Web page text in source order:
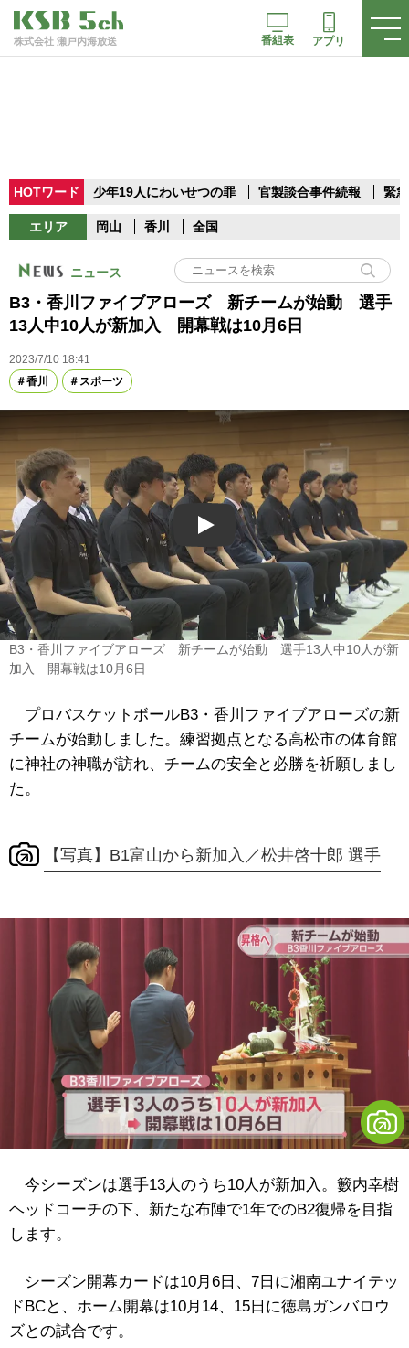
株式会社 瀬戸内海放送 番組表 アプリ
HOTワード 少年19人にわいせつの罪 官製談合事件続報 緊
エリア 岡山 香川 全国
ニュース
B3・香川ファイブアローズ 新チームが始動 選手
13人中10人が新加入 開幕戦は10月6日
2023/7/10 18:41
香川
スポーツ
Play
B3・香川ファイブアローズ 新チームが始動 選手13人中10人が新
加入 開幕戦は10月6日
プロバスケットボールB3・香川ファイブアローズの新
チームが始動しました。練習拠点となる高松市の体育館
に神社の神職が訪れ、チームの安全と必勝を祈願しまし
た。
【写真】B1富山から新加入／松井啓十郎 選手
今シーズンは選手13人のうち10人が新加入。籔内幸樹
ヘッドコーチの下、新たな布陣で1年でのB2復帰を目指
します。
シーズン開幕カードは10月6日、7日に湘南ユナイテッ
ドBCと、ホーム開幕は10月14、15日に徳島ガンバロウ
ズとの試合です。